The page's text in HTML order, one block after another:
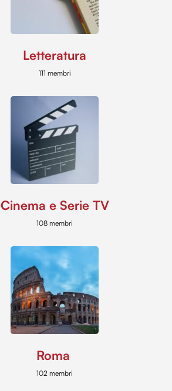
Letteratura
111 membri
Cinema e Serie TV
108 membri
Roma
102 membri